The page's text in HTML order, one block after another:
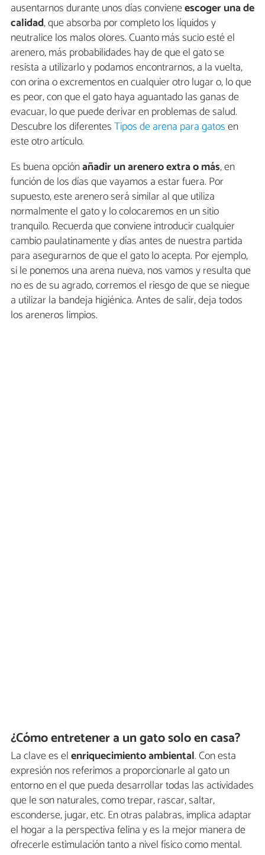
ausentarnos durante unos días convieneescoger una de
calidad, que absorba por completo los líquidos y
neutralice los malos olores. Cuanto más sucio esté el
arenero, más probabilidades hay de que el gato se
resista a utilizarlo y podamos encontrarnos, a la vuelta,
con orina o excrementos en cualquier otro lugar o, lo que
es peor, con que el gato haya aguantado las ganas de
evacuar, lo que puede derivar en problemas de salud.
Descubre los diferentesTipos de arena para gatosen
este otro artículo.
Es buena opciónañadir un arenero extra o más, en
función de los días que vayamos a estar fuera. Por
supuesto, este arenero será similar al que utiliza
normalmente el gato y lo colocaremos en un sitio
tranquilo. Recuerda que conviene introducir cualquier
cambio paulatinamente y días antes de nuestra partida
para asegurarnos de que el gato lo acepta. Por ejemplo,
si le ponemos una arena nueva, nos vamos y resulta que
no es de su agrado, corremos el riesgo de que se niegue
a utilizar la bandeja higiénica. Antes de salir, deja todos
los areneros limpios.
¿Cómo entretener a un gato solo en casa?
La clave es elenriquecimiento ambiental. Con esta
expresión nos referimos a proporcionarle al gato un
entorno en el que pueda desarrollar todas las actividades
que le son naturales, como trepar, rascar, saltar,
esconderse, jugar, etc. En otras palabras, implica adaptar
el hogar a la perspectiva felina y es la mejor manera de
ofrecerle estimulación tanto a nivel físico como mental.